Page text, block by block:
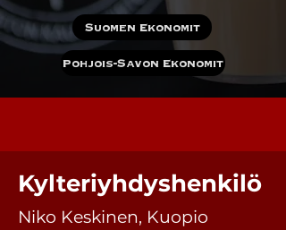
Suomen Ekonomit
Pohjois-Savon Ekonomit
Kylteriyhdyshenkilö
Niko Keskinen, Kuopio